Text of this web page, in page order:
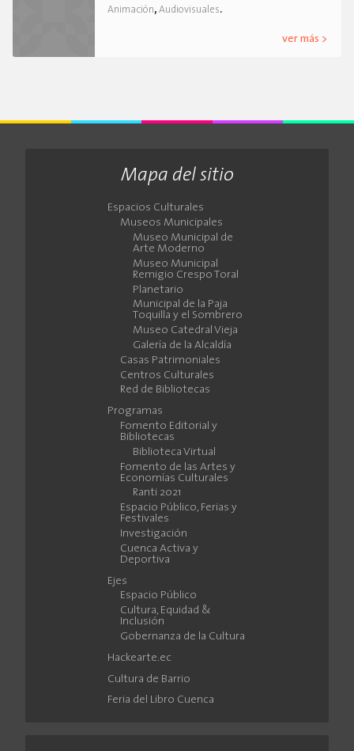
Animación, Audiovisuales.
ver más >
Mapa del sitio
Espacios Culturales
Museos Municipales
Museo Municipal de
Arte Moderno
Museo Municipal
Remigio Crespo Toral
Planetario
Municipal de la Paja
Toquilla y el Sombrero
Museo Catedral Vieja
Galería de la Alcaldía
Casas Patrimoniales
Centros Culturales
Red de Bibliotecas
Programas
Fomento Editorial y
Bibliotecas
Biblioteca Virtual
Fomento de las Artes y
Economías Culturales
Ranti 2021
Espacio Público, Ferias y
Festivales
Investigación
Cuenca Activa y
Deportiva
Ejes
Espacio Público
Cultura, Equidad &
Inclusión
Gobernanza de la Cultura
Hackearte.ec
Cultura de Barrio
Feria del Libro Cuenca